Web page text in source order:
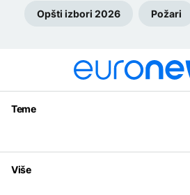
Opšti izbori 2026 Požari
Teme
Svijet
Sport
Magazin
Više